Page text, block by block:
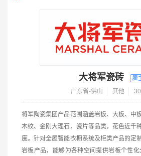
大将军瓷砖
广东省-佛山 其他
将军陶瓷集团产品范围涵盖岩板、大板、中
木纹、金刚大理石、瓷片等品类，花色近千
度。针对全屋智能衣橱系统及柜类产品的定
岩板产品，能够为各种空间提供岩板个性化全屋